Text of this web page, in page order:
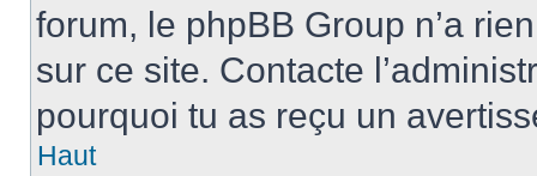
forum, le phpBB Group n’a
sur ce site. Contacte
pourquoi tu as reçu un
Haut